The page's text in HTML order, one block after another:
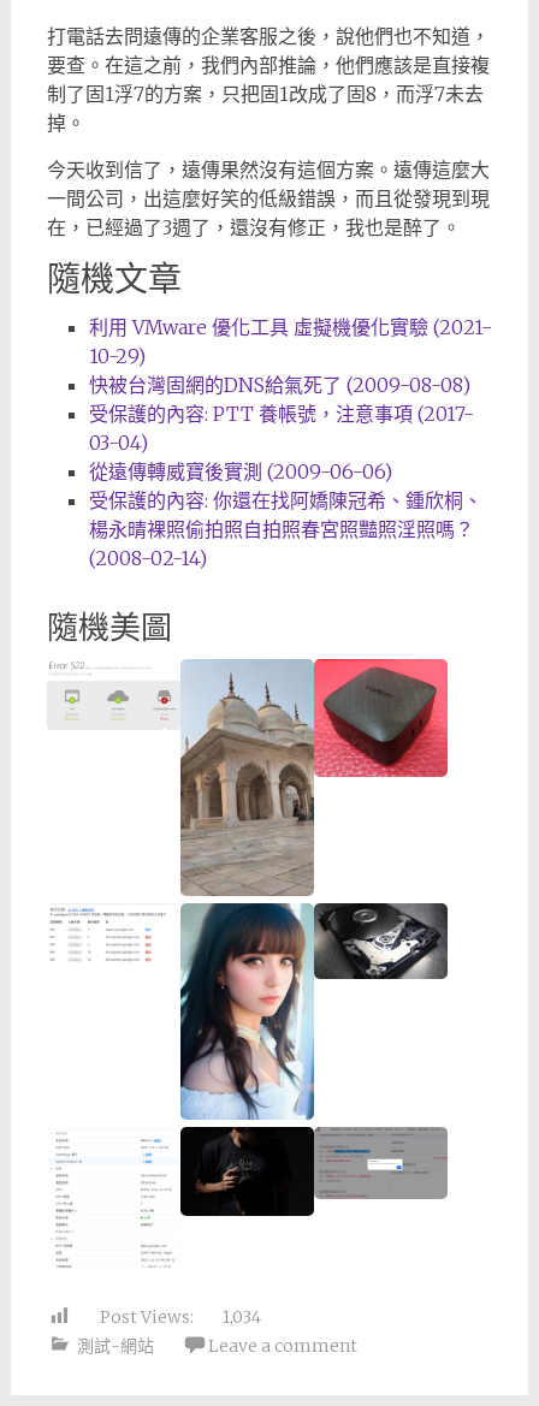
打電話去問遠傳的企業客服之後，說他們也不知道，
要查。在這之前，我們內部推論，他們應該是直接複
制了固1浮7的方案，只把固1改成了固8，而浮7未去
掉。
今天收到信了，遠傳果然沒有這個方案。遠傳這麼大
一間公司，出這麼好笑的低級錯誤，而且從發現到現
在，已經過了3週了，還沒有修正，我也是醉了。
隨機文章
利用 VMware 優化工具 虛擬機優化實驗 (2021-
10-29)
快被台灣固網的DNS給氣死了 (2009-08-08)
受保護的內容: PTT 養帳號，注意事項 (2017-
03-04)
從遠傳轉威寶後實測 (2009-06-06)
受保護的內容: 你還在找阿嬌陳冠希、鍾欣桐、
楊永晴裸照偷拍照自拍照春宮照豔照淫照嗎？
(2008-02-14)
隨機美圖
Post Views:
1,034
測試-網站
Leave a comment